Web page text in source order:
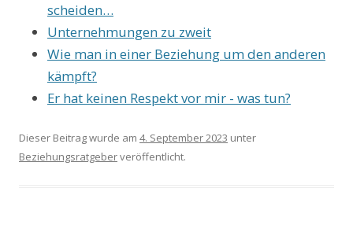
scheiden…
Unternehmungen zu zweit
Wie man in einer Beziehung um den anderen
kämpft?
Er hat keinen Respekt vor mir - was tun?
Dieser Beitrag wurde am 4. September 2023 unter
Beziehungsratgeberveröffentlicht.